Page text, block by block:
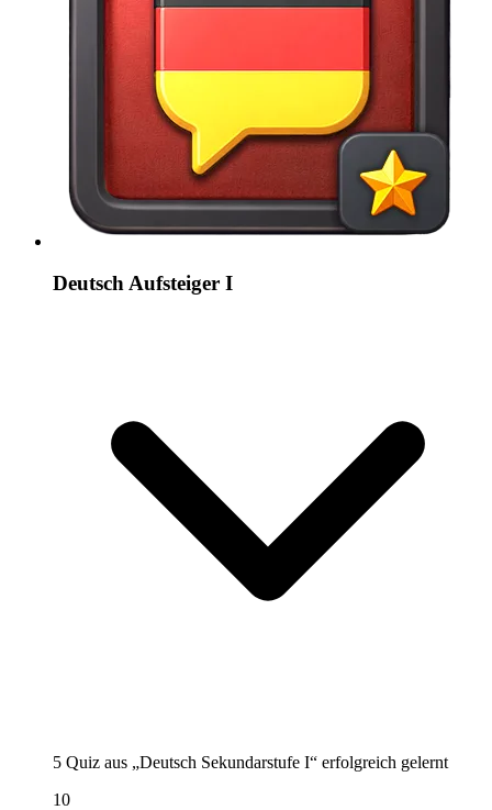
Deutsch Aufsteiger I
5 Quiz aus „Deutsch Sekundarstufe I“ erfolgreich gelernt
10